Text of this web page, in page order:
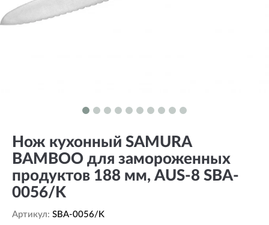
Нож кухонный SAMURA
BAMBOO для замороженных
продуктов 188 мм, AUS-8 SBA-
0056/K
Артикул: SBA-0056/K